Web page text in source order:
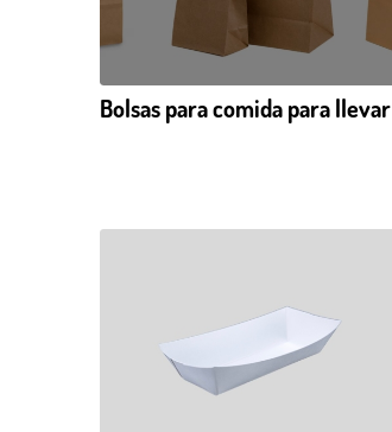
Bolsas para comida para llevar